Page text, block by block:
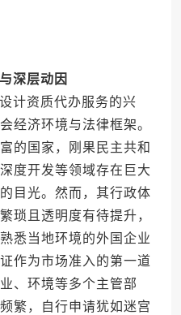
深层动因
资质代办服务的兴
经济环境与法律框架。
的国家，刚果民主共和
度开发等领域存在巨大
目光。然而，其行政体
琐且透明度有待提升，
悉当地环境的外国企业
作为市场准入的第一道
、环境等多个主管部
繁，自行申请犹如迷宫